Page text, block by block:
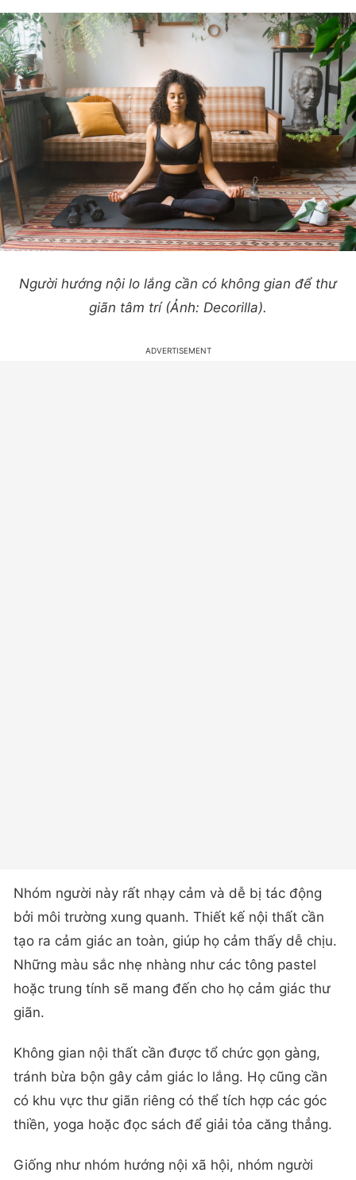
Người hướng nội lo lắng cần có không gian để thư
giãn tâm trí (Ảnh: Decorilla).
Nhóm người này rất nhạy cảm và dễ bị tác động
bởi môi trường xung quanh. Thiết kế nội thất cần
tạo ra cảm giác an toàn, giúp họ cảm thấy dễ chịu.
Những màu sắc nhẹ nhàng như các tông pastel
hoặc trung tính sẽ mang đến cho họ cảm giác thư
giãn.
Không gian nội thất cần được tổ chức gọn gàng,
tránh bừa bộn gây cảm giác lo lắng. Họ cũng cần
có khu vực thư giãn riêng có thể tích hợp các góc
thiền, yoga hoặc đọc sách để giải tỏa căng thẳng.
Giống như nhóm hướng nội xã hội, nhóm người